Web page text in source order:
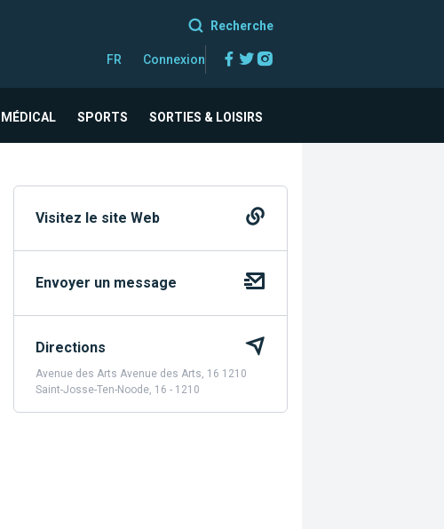
Recherche
FR Connexion Facebook
Twitter
SPORTS SORTIES & LOISIRS
Visitez le site Web
Envoyer un message
Directions
Avenue des Arts Avenue des Arts, 16 1210
Saint-Josse-Ten-Noode, 16 - 1210